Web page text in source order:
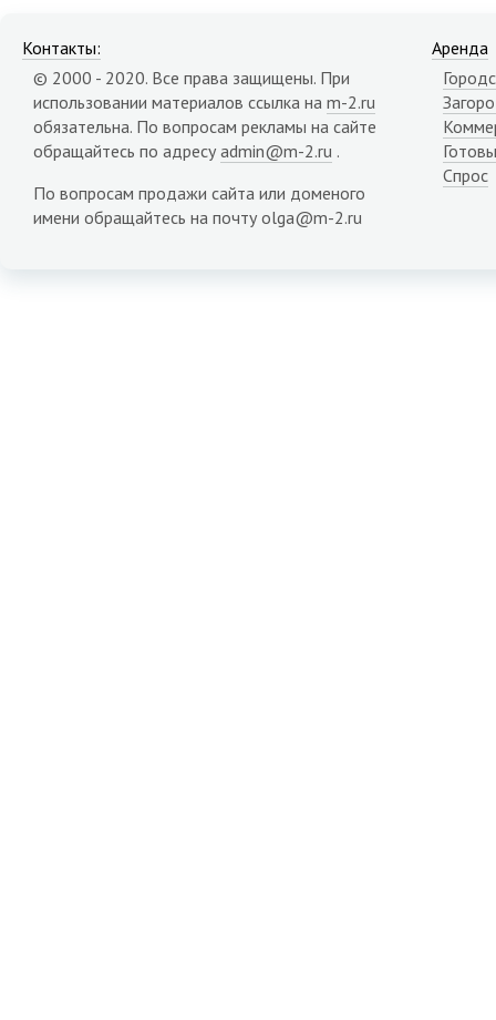
Контакты:
© 2000 - 2020. Все права защищены. При
использовании материалов ссылка на m-2.ru
обязательна. По вопросам рекламы на сайте
обращайтесь по адресу admin@m-2.ru .
По вопросам продажи сайта или доменого
имени обращайтесь на почту olga@m-2.ru
Аренда
Спрос